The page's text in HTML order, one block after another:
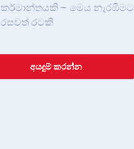
කර්මාන්තයකි – මෙය නැරඹීමට
රසවත් රටකි
අයදුම් කරන්න